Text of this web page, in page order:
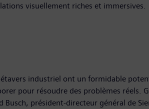
visuellement riches et immersives.
industriel ont un formidable
pour résoudre des problèmes réels.
président-directeur général de